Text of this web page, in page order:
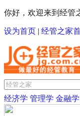
你好，欢迎来到经管
设为首页 | 经管之家
经济学 管理学 金融学